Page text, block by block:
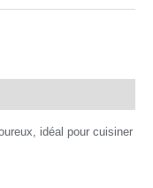
idéal pour cuisiner